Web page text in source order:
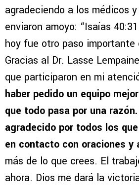
agradeciendo a los médicos
enviaron amoyo: “Isaías
hoy fue otro paso importante
Gracias al Dr. Lasse
que participaron en mi
haber pedido un equipo
que todo pasa por una
agradecido por todos los
en contacto con oraciones y
más de lo que crees. El
ahora. Dios me dará la